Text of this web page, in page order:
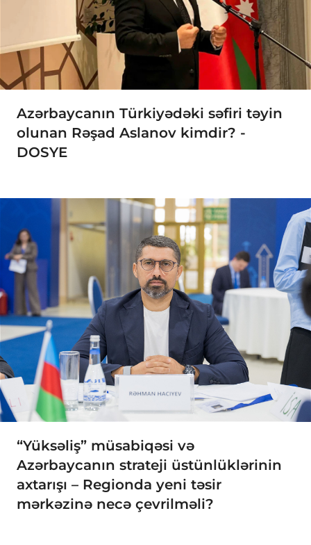
Azərbaycanın Türkiyədəki səfiri təyin
olunan Rəşad Aslanov kimdir? -
DOSYE
“Yüksəliş” müsabiqəsi və
Azərbaycanın strateji üstünlüklərinin
axtarışı – Regionda yeni təsir
mərkəzinə necə çevrilməli?